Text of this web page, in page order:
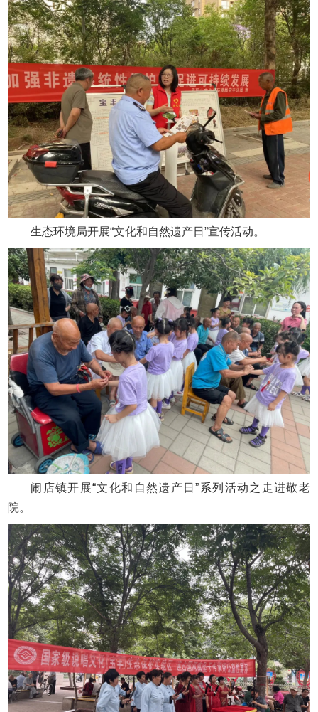
生态环境局开展“文化和自然遗产日”宣传活动。
闹店镇开展“文化和自然遗产日”系列活动之走进敬老
院。